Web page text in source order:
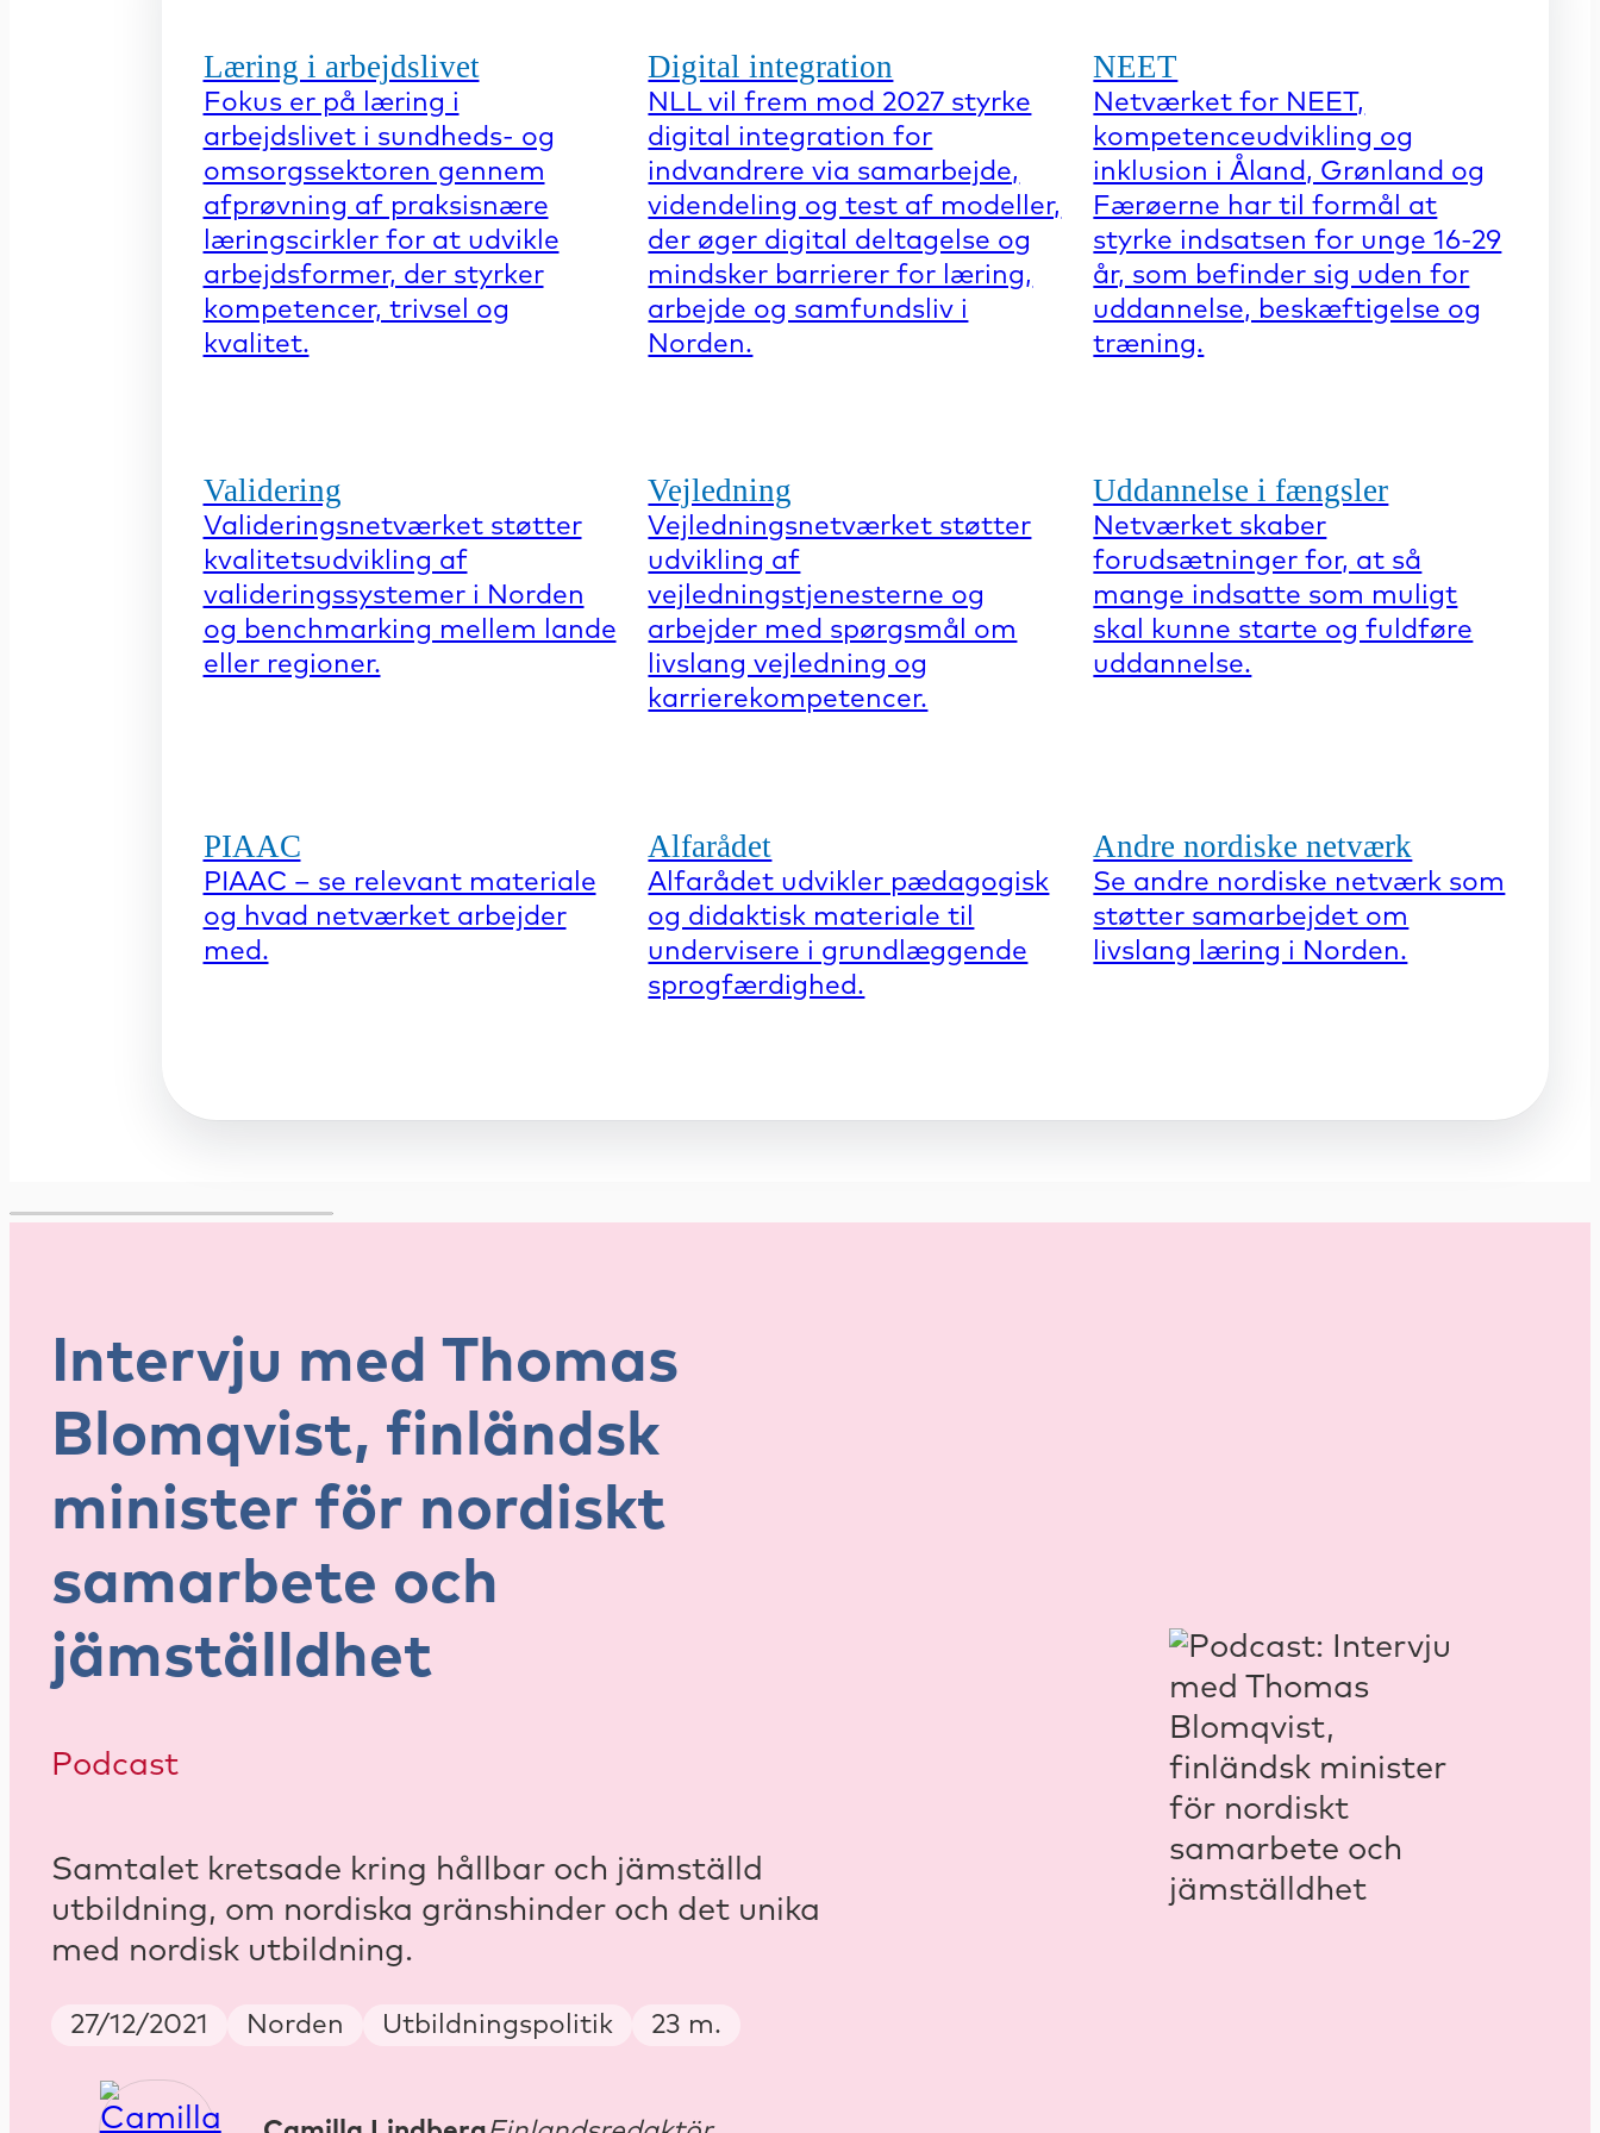
Læring i arbejdslivet
Fokus er på læring i
arbejdslivet i sundheds- og
omsorgssektoren gennem
afprøvning af praksisnære
læringscirkler for at udvikle
arbejdsformer, der styrker
kompetencer, trivsel og
kvalitet.
Digital integration
NLL vil frem mod 2027 styrke
digital integration for
indvandrere via samarbejde,
videndeling og test af modeller,
der øger digital deltagelse og
mindsker barrierer for læring,
arbejde og samfundsliv i
Norden.
NEET
Netværket for NEET,
kompetenceudvikling og
inklusion i Åland, Grønland og
Færøerne har til formål at
styrke indsatsen for unge 16-29
år, som befinder sig uden for
uddannelse, beskæftigelse og
træning.
Validering
Valideringsnetværket støtter
kvalitetsudvikling af
valideringssystemer i Norden
og benchmarking mellem lande
eller regioner.
Vejledning
Vejledningsnetværket støtter
udvikling af
vejledningstjenesterne og
arbejder med spørgsmål om
livslang vejledning og
karrierekompetencer.
Uddannelse i fængsler
Netværket skaber
forudsætninger for, at så
mange indsatte som muligt
skal kunne starte og fuldføre
uddannelse.
PIAAC
PIAAC – se relevant materiale
og hvad netværket arbejder
med.
Alfarådet
Alfarådet udvikler pædagogisk
og didaktisk materiale til
undervisere i grundlæggende
sprogfærdighed.
Andre nordiske netværk
Se andre nordiske netværk som
støtter samarbejdet om
livslang læring i Norden.
Intervju med Thomas
Blomqvist, finländsk
minister för nordiskt
samarbete och
jämställdhet
Podcast
Samtalet kretsade kring hållbar och jämställd
utbildning, om nordiska gränshinder och det unika
med nordisk utbildning.
Publish Date
27/12/2021 Country
Norden Keywords
Utbildningspolitik Podcast length
23 m.